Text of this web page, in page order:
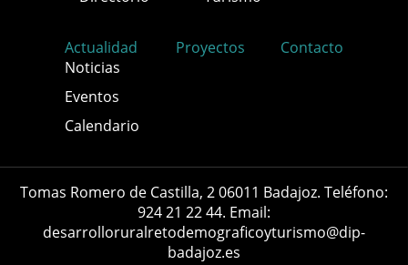
Actualidad
Noticias
Eventos
Calendario
Proyectos Contacto
Tomas Romero de Castilla, 2 06011 Badajoz. Teléfono:
924 21 22 44. Email:
desarrolloruralretodemograficoyturismo@dip-
badajoz.es